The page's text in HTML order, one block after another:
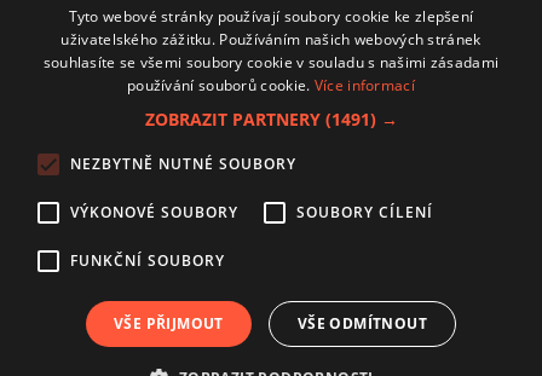
Přihlášením k newsletteru vyjadřujete svůj souhlas spodmínkami
zpracování osobních údajů.
Zásady používání souborů cookies
Autoři
Nastavení cookies
CZECH
Tyto webové stránky používají soubory cookie ke zlepšení
uživatelského zážitku. Používáním našich webových stránek
souhlasíte se všemi soubory cookie v souladu s našimi zásadami
používání souborů cookie. Více informací
ZOBRAZIT PARTNERY (1491) →
NEZBYTNĚ NUTNÉ SOUBORY
VÝKONOVÉ SOUBORY SOUBORY CÍLENÍ
FUNKČNÍ SOUBORY
VŠE PŘIJMOUT VŠE ODMÍTNOUT